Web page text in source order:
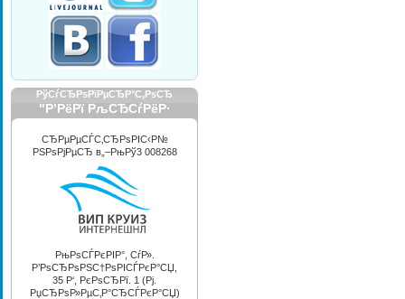
СЂРµРµСЃС‚СЂРѕРІС‹Р№
РЅРѕРјРµСЂ в„–РњРў3 008268
РњРѕСЃРєРІР°, СѓР».
Р’РѕСЂРѕРЅС†РѕРІСЃРєР°СЏ,
35 Р‘, РєРѕСЂРї. 1 (Рј.
РџСЂРѕР»РµС‚Р°СЂСЃРєР°СЏ)
РўСѓСЂРѕРїРµСЂР°С‚РѕСЂ
"Р’РёРї РљСЂСѓРёР·